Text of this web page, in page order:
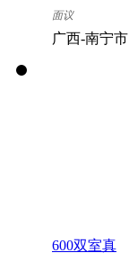
有限公司
面议
广西-南宁市
600双室真